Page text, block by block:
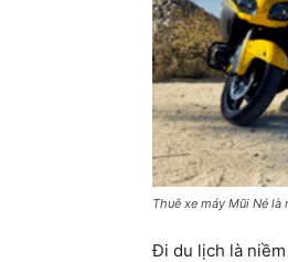
Thuê xe máy Mũi Né
Đi du lịch là